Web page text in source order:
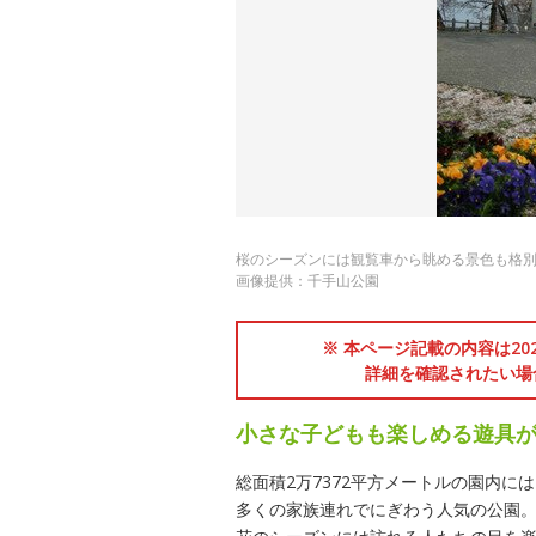
桜のシーズンには観覧車から眺める景色も格別
画像提供：千手山公園
※ 本ページ記載の内容は
詳細を確認されたい
小さな子どもも楽しめる遊具
総面積2万7372平方メートルの園内に
多くの家族連れでにぎわう人気の公園